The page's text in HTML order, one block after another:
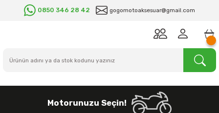
0850 346 28 42 gogomotoaksesuar@gmail.com
Motorunuzu Seçin!